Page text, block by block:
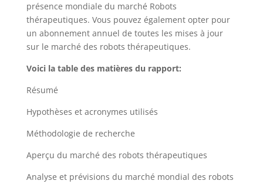
présence mondiale du marché Robots
thérapeutiques. Vous pouvez également opter pour
un abonnement annuel de toutes les mises à jour
sur le marché des robots thérapeutiques.
Voici la table des matières du rapport:
Résumé
Hypothèses et acronymes utilisés
Méthodologie de recherche
Aperçu du marché des robots thérapeutiques
Analyse et prévisions du marché mondial des robots